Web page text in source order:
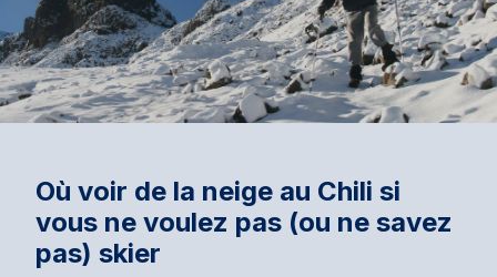
Où voir de la neige au Chili si
vous ne voulez pas (ou ne savez
pas) skier